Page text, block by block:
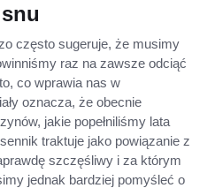
często sugeruje, że musimy
raz na zawsze odciąć
co wprawia nas w
oznacza, że obecnie
jakie popełniliśmy lata
sennik traktuje jako powiązanie z
szczęśliwy i za którym
jednak bardziej pomyśleć o